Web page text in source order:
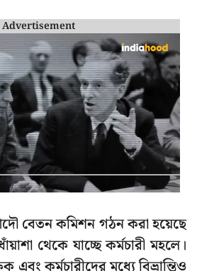
Advertisement
বেতন কমিশন গঠন করা হয়েছে
থেকে যাচ্ছে কর্মচারী মহলে।